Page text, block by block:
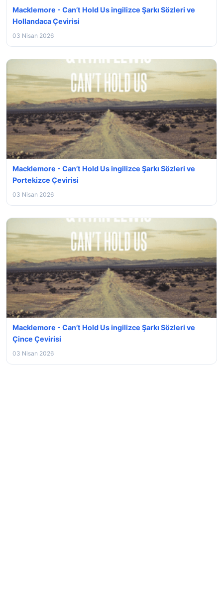
Macklemore - Can’t Hold Us ingilizce Şarkı Sözleri ve
Hollandaca Çevirisi
03 Nisan 2026
Macklemore - Can’t Hold Us ingilizce Şarkı Sözleri ve
Portekizce Çevirisi
03 Nisan 2026
Macklemore - Can’t Hold Us ingilizce Şarkı Sözleri ve
Çince Çevirisi
03 Nisan 2026